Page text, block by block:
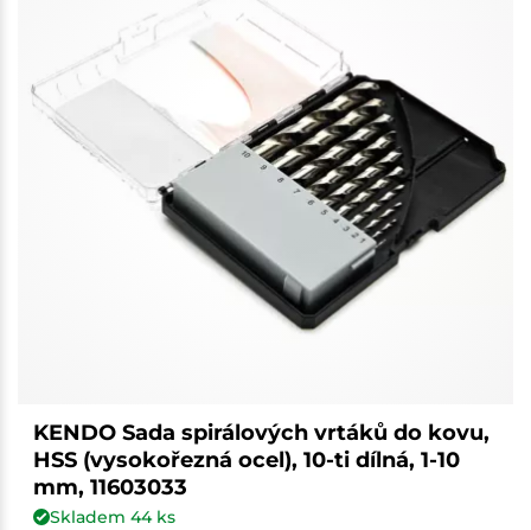
KENDO Sada spirálových vrtáků do kovu,
HSS (vysokořezná ocel), 10-ti dílná, 1-10
mm, 11603033
Skladem 44ks